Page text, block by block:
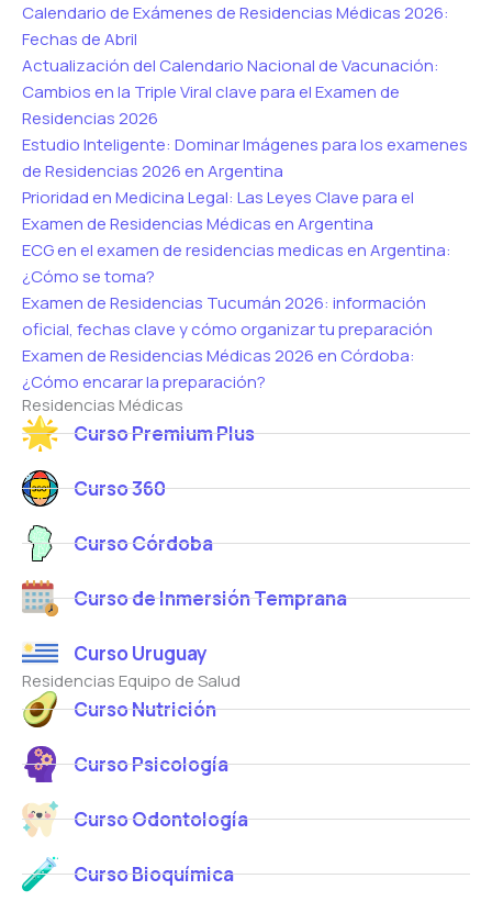
Calendario de Exámenes de Residencias Médicas 2026:
Fechas de Abril
Actualización del Calendario Nacional de Vacunación:
Cambios en la Triple Viral clave para el Examen de
Residencias 2026
Estudio Inteligente: Dominar Imágenes para los examenes
de Residencias 2026 en Argentina
Prioridad en Medicina Legal: Las Leyes Clave para el
Examen de Residencias Médicas en Argentina
ECG en el examen de residencias medicas en Argentina:
¿Cómo se toma?
Examen de Residencias Tucumán 2026: información
oficial, fechas clave y cómo organizar tu preparación
Examen de Residencias Médicas 2026 en Córdoba:
¿Cómo encarar la preparación?
Residencias Médicas
Curso Premium Plus
Curso 360
Curso Córdoba
Curso de Inmersión Temprana
Curso Uruguay
Residencias Equipo de Salud
Curso Nutrición
Curso Psicología
Curso Odontología
Curso Bioquímica